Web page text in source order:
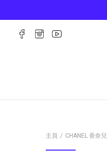
主頁 CHANEL 香奈兒